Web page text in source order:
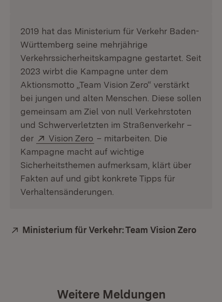
2019 hat das Ministerium für Verkehr Baden-
Württemberg seine mehrjährige
Verkehrssicherheitskampagne gestartet. Seit
2023 wirbt die Kampagne unter dem
Aktionsmotto „Team Vision Zero“ verstärkt
bei jungen und alten Menschen. Diese sollen
gemeinsam am Ziel von null Verkehrstoten
und Schwerverletzten im Straßenverkehr –
der
Extern:
Vision Zero (Öffnet in neuem Fenster)
– mitarbeiten. Die
Kampagne macht auf wichtige
Sicherheitsthemen aufmerksam, klärt über
Fakten auf und gibt konkrete Tipps für
Verhaltensänderungen.
Extern:
Ministerium für Verkehr: Team Vision Zero
Weitere Meldungen